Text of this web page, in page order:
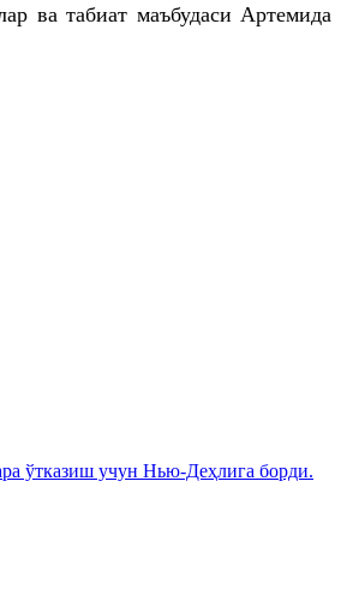
ва табиат маъбудаси Артемида
ўтказиш учун Нью-Деҳлига борди.